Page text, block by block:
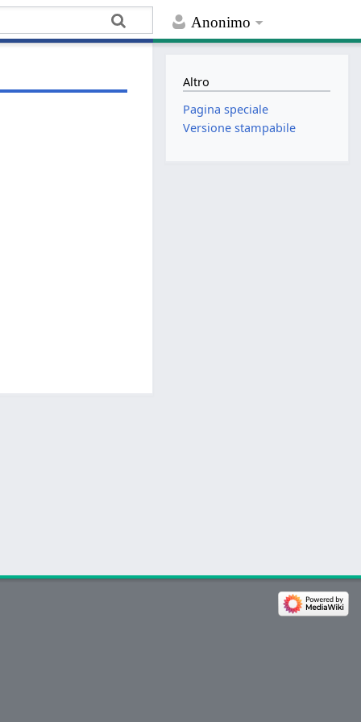
Anonimo
Altro
Pagina speciale
Versione stampabile